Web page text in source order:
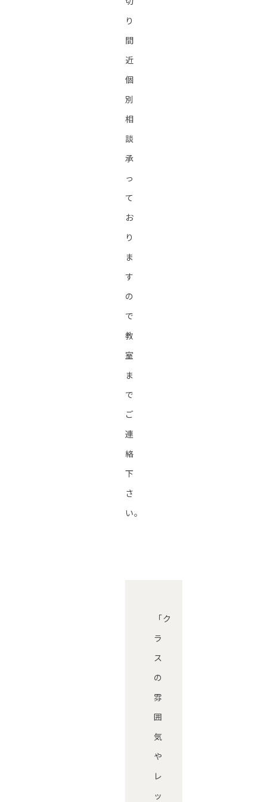
り
間
近
個
別
相
談
承
っ
て
お
り
ま
す
の
で
教
室
ま
で
ご
連
絡
下
さ
い。
「ク
ラ
ス
の
雰
囲
気
や
レ
ッ